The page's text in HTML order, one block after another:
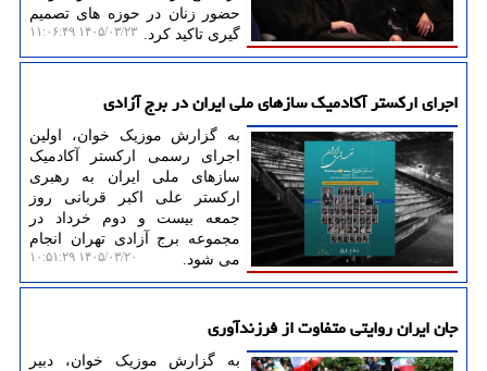
حضور زنان در حوزه های تصمیم
گیری تاکید کرد. ۱۴۰۵/۰۳/۲۳ ۱۱:۰۶:۴۹
اجرای ارکستر آکادمیک سازهای ملی ایران در برج آزادی
به گزارش موزیک خوان، اولین
اجرای رسمی ارکستر آکادمیک
سازهای ملی ایران به رهبری
ارکستر علی اکبر قربانی روز
جمعه بیست و دوم خرداد در
مجموعه برج آزادی تهران انجام
می شود.
۱۴۰۵/۰۳/۲۰ ۱۰:۵۱:۲۹
جان ایران روایتی متفاوت از فرزندآوری
به گزارش موزیک خوان، دبیر